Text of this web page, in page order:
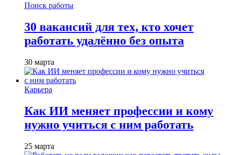
Поиск работы
30 вакансий для тех, кто хочет
работать удалённо без опыта
30 марта
Карьера
Как ИИ меняет профессии и кому
нужно учиться с ним работать
25 марта